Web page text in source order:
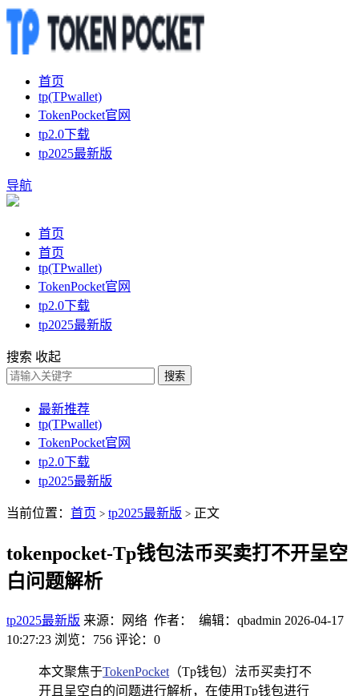
首页
tp(TPwallet)
TokenPocket官网
tp2.0下载
tp2025最新版
导航
首页
首页
tp(TPwallet)
TokenPocket官网
tp2.0下载
tp2025最新版
搜索 收起
搜索
最新推荐
tp(TPwallet)
TokenPocket官网
tp2.0下载
tp2025最新版
当前位置： 首页 > tp2025最新版 > 正文
tokenpocket-Tp钱包法币买卖打不开呈空
白问题解析
tp2025最新版 来源：网络 作者： 编辑：qbadmin 2026-04-17
10:27:23 浏览：756 评论：0
本文聚焦于TokenPocket （Tp钱包）法币买卖打不
开且呈空白的问题进行解析，在使用Tp钱包进行